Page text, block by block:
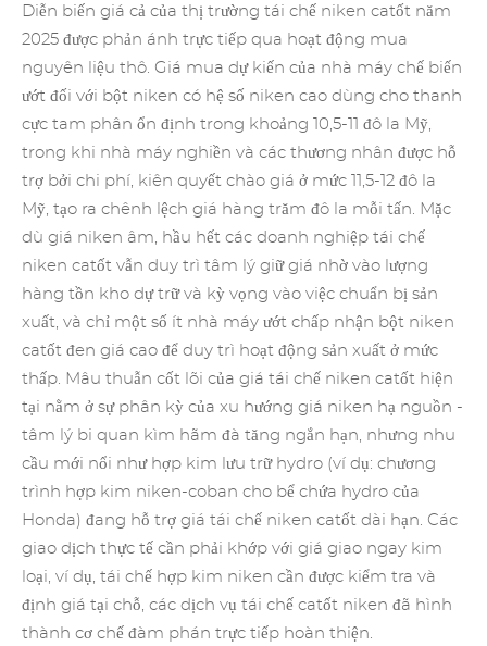
Diễn biến giá cả của thị trường tái chế niken catốt năm
2025 được phản ánh trực tiếp qua hoạt động mua
nguyên liệu thô. Giá mua dự kiến của nhà máy chế biến
ướt đối với bột niken có hệ số niken cao dùng cho thanh
cực tam phân ổn định trong khoảng 10,5-11 đô la Mỹ,
trong khi nhà máy nghiền và các thương nhân được hỗ
trợ bởi chi phí, kiên quyết chào giá ở mức 11,5-12 đô la
Mỹ, tạo ra chênh lệch giá hàng trăm đô la mỗi tấn. Mặc
dù giá niken âm, hầu hết các doanh nghiệp tái chế
niken catốt vẫn duy trì tâm lý giữ giá nhờ vào lượng
hàng tồn kho dự trữ và kỳ vọng vào việc chuẩn bị sản
xuất, và chỉ một số ít nhà máy ướt chấp nhận bột niken
catốt đen giá cao để duy trì hoạt động sản xuất ở mức
thấp. Mâu thuẫn cốt lõi của giá tái chế niken catốt hiện
tại nằm ở sự phân kỳ của xu hướng giá niken hạ nguồn -
tâm lý bi quan kìm hãm đà tăng ngắn hạn, nhưng nhu
cầu mới nổi như hợp kim lưu trữ hydro (ví dụ: chương
trình hợp kim niken-coban cho bể chứa hydro của
Honda) đang hỗ trợ giá tái chế niken catốt dài hạn. Các
giao dịch thực tế cần phải khớp với giá giao ngay kim
loại, ví dụ, tái chế hợp kim niken cần được kiểm tra và
định giá tại chỗ, các dịch vụ tái chế catốt niken đã hình
thành cơ chế đàm phán trực tiếp hoàn thiện.